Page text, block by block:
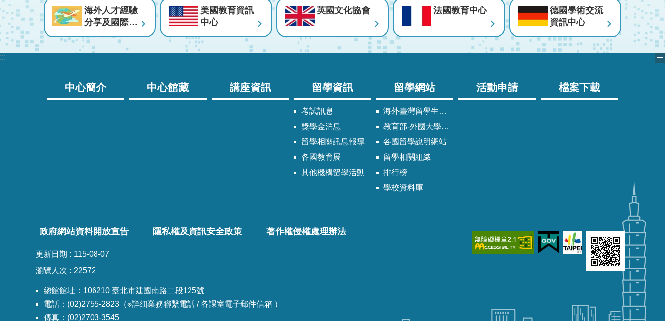
講
學
輔
導
座
海外人才經驗
分享及國際連
結計畫 Taiwan
GPS
美國教育資訊
中心
英國文化協會 法國教育中心
德國學術交流
資訊中心
:::
中心簡介 中心館藏 講座資訊 留學資訊
考試訊息
獎學金消息
留學相關訊息報導
各國教育展
其他機構留學活動
留學網站
海外臺灣留學生同學會
教育部-外國大學校院參考名冊專區
各國留學說明網站
留學相關組織
排行榜
學校資料庫
活動申請 檔案下載
政府網站資料開放宣告 隱私權及資訊安全政策 著作權侵權處理辦法
更新日期
115-08-07
瀏覽人次
22572
總館館址：106210 臺北市建國南路二段125號
電話：(02)2755-2823（※詳細業務聯繫電話 / 各課室電子郵件信箱 ）
傳真：(02)2703-3545